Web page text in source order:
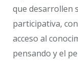
que desarrollen
participativa,
acceso al
pensando y el